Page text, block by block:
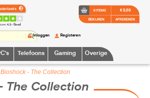
4.2 • Goed
Telefoons Gaming Overige
Inloggen Registeren
0 ITEMS
BEKIJKEN
€ 0,00
AFREKENEN
Bioshock - The Collection
The Collection